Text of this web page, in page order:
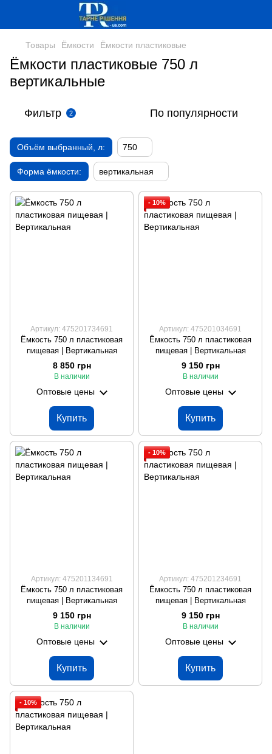
Товары Ёмкости Ёмкости пластиковые
Ёмкости пластиковые 750 л
вертикальные
Фильтр 2 По популярности
Объём выбранный, л: 750
Форма ёмкости: вертикальная
Артикул: 475201734691
Ёмкость 750 л пластиковая
пищевая | Вертикальная
8 850 грн
В наличии
Оптовые цены
Купить
- 10%
Артикул: 475201034691
Ёмкость 750 л пластиковая
пищевая | Вертикальная
9 150 грн
В наличии
Оптовые цены
Купить
Артикул: 475201134691
Ёмкость 750 л пластиковая
пищевая | Вертикальная
9 150 грн
В наличии
Оптовые цены
Купить
- 10%
Артикул: 475201234691
Ёмкость 750 л пластиковая
пищевая | Вертикальная
9 150 грн
В наличии
Оптовые цены
Купить
- 10%